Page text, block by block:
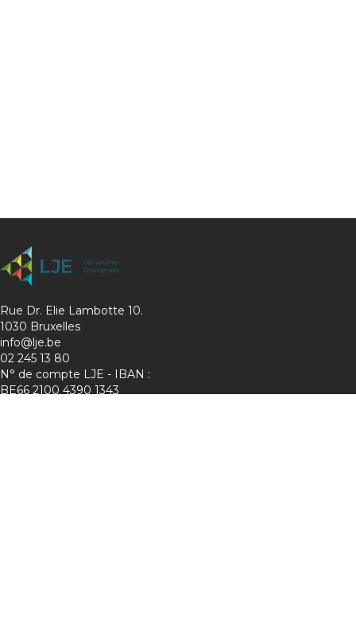
Rue Dr. Elie Lambotte 10.
1030 Bruxelles
info@lje.be
02 245 13 80
N° de compte LJE - IBAN :
BE66 2100 4390 1343